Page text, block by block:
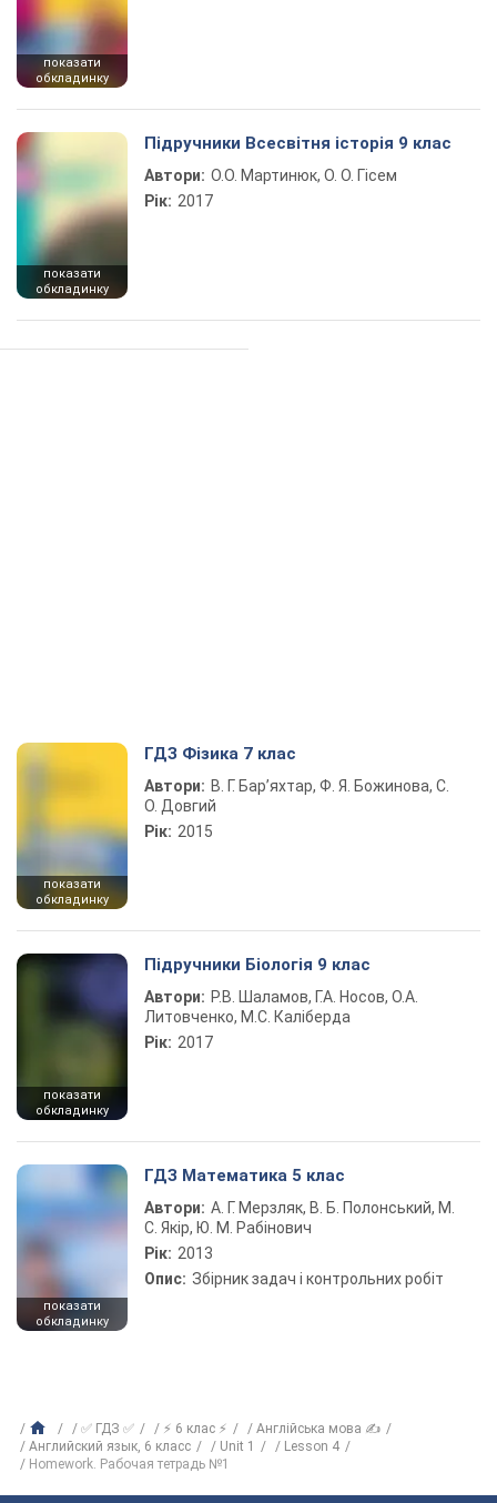
показати
обкладинку
показати
обкладинку
Підручники Всесвітня історія 9 клас
Автори: О.О. Мартинюк, О. О. Гісем
Рік: 2017
показати
обкладинку
ГДЗ Фізика 7 клас
Автори: В. Г. Бар’яхтар, Ф. Я. Божинова, С.
О. Довгий
Рік: 2015
показати
обкладинку
Підручники Біологія 9 клас
Автори: Р.В. Шаламов, Г.А. Носов, О.А.
Литовченко, М.С. Каліберда
Рік: 2017
показати
обкладинку
ГДЗ Математика 5 клас
Автори: А. Г. Мерзляк, В. Б. Полонський, М.
С. Якір, Ю. М. Рабінович
Рік: 2013
Опис: Збірник задач і контрольних робіт
✅ ГДЗ ✅ ⚡ 6 клас ⚡
Англійська мова ✍
Английский язык, 6 класс
Unit 1
Lesson 4
Homework. Рабочая тетрадь №1